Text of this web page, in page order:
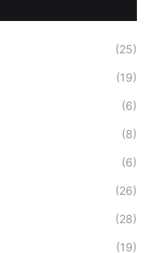
(25)
(19)
(6)
(8)
(6)
(26)
(28)
(19)